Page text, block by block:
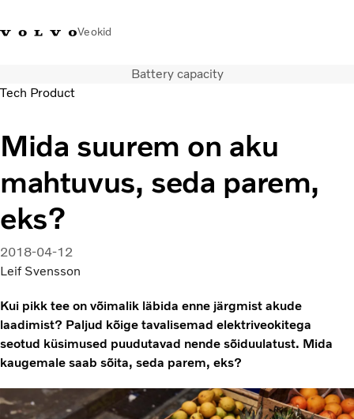
Veokid
8360
Volvo Action
Volvo Merchandise
Transpordilahendused
Teenused
KONTAKTID & ESINDUSED
Uudised
Meist
Kampaaniad
Battery capacity
Tech Product
Mida suurem on aku
mahtuvus, seda parem,
eks?
2018-04-12
Leif Svensson
Kui pikk tee on võimalik läbida enne järgmist akude
laadimist? Paljud kõige tavalisemad elektriveokitega
seotud küsimused puudutavad nende sõiduulatust. Mida
kaugemale saab sõita, seda parem, eks?